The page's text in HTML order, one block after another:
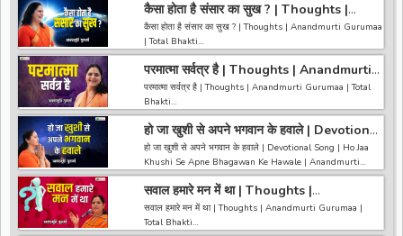
------------------------------------------------------------------
------------------------------------
अगर आपको हमारी वीडियो अच्छी लगी तो हमारे चैनल को सब्सक्राइब करना
ना भूले और वीडियो को लाइक करे कमेंट करे और शेयर करे.
https://bit.ly/2HNBbHd
------------------------------------------------------------------
----------------------------------------
कैसा होता है संसार का सुख ? | Thoughts |
Anandmurti Gurumaa | Total Bhakti
कैसा होता है संसार का सुख ? | Thoughts | Anandmurti Gurumaa
| Total Bhakti
------------------------------------------------------------------
---------------------------------------
अगर आपको हमारी वीडियो अच्छी लगी तो हमारे चैनल को सब्सक्राइब करना
ना भूले और वीडियो को लाइक करे कमेंट करे और शेयर करे.
https://bit.ly/2HNBbHd
------------------------------------------------------------------
-------------------------------------
परमात्मा सर्वत्र है | Thoughts | Anandmurti
Gurumaa | Total Bhakti
परमात्मा सर्वत्र है | Thoughts | Anandmurti Gurumaa | Total
Bhakti
------------------------------------------------------------------
---------------------------------------
अगर आपको हमारी वीडियो अच्छी लगी तो हमारे चैनल को सब्सक्राइब करना
ना भूले और वीडियो को लाइक करे कमेंट करे और शेयर करे.
https://bit.ly/2HNBbHd
------------------------------------------------------------------
-----------------------------------------
हो जा खुशी से अपने भगवान के हवाले | Devotional
Song | Anandmurti Gurumaa | Gurumaa
Ke Bhajan
हो जा खुशी से अपने भगवान के हवाले | Devotional Song | Ho Jaa
Khushi Se Apne Bhagawan Ke Hawale | Anandmurti
Gurumaa | Gurumaa Ke Bhajan
------------------------------------------------------------------
------------------------------------
सवाल हमारे मन में था | Thoughts |
Anandmurti Gurumaa | Total Bhakti
सवाल हमारे मन में था | Thoughts | Anandmurti Gurumaa |
Total Bhakti